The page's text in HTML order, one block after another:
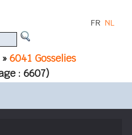
»6041 Gosselies
: 6607)
FR NL